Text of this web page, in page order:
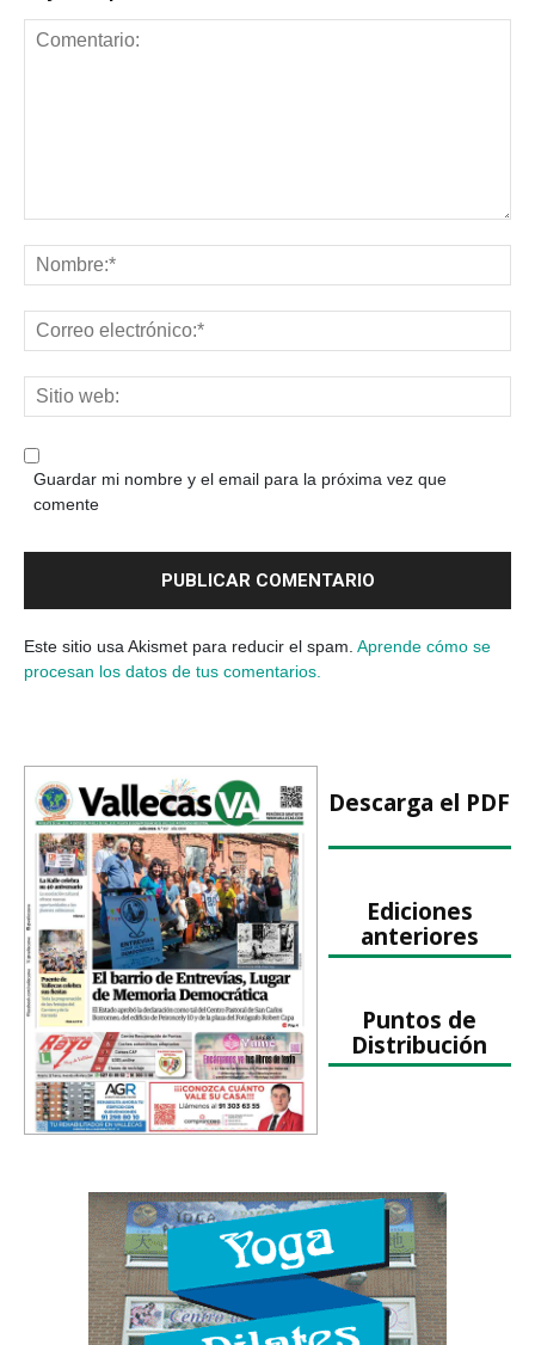
Guardar mi nombre y el email para la próxima vez que
comente
Este sitio usa Akismet para reducir el spam. Aprende cómo se
procesan los datos de tus comentarios.
Descarga el PDF
Ediciones
anteriores
Puntos de
Distribución